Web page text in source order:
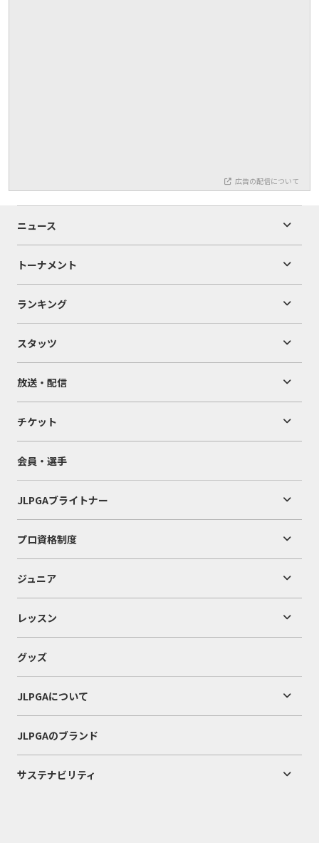
広告の配信について
ニュース
トーナメント
ランキング
スタッツ
放送・配信
チケット
会員・選手
JLPGAブライトナー
プロ資格制度
ジュニア
レッスン
グッズ
JLPGAについて
JLPGAのブランド
サステナビリティ